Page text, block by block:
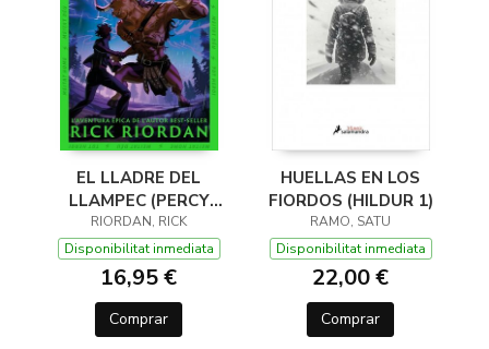
EL LLADRE DEL
LLAMPEC (PERCY
JACKSON I ELS DÉUS
DE L'OLIMP 1)
RIORDAN, RICK
Disponibilitat inmediata
16,95 €
Comprar
HUELLAS EN LOS
FIORDOS (HILDUR 1)
RAMO, SATU
Disponibilitat inmediata
22,00 €
Comprar